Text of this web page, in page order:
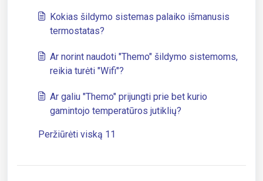
Kokias šildymo sistemas palaiko išmanusis
termostatas?
Ar norint naudoti "Themo" šildymo sistemoms,
reikia turėti "Wifi"?
Ar galiu "Themo" prijungti prie bet kurio
gamintojo temperatūros jutiklių?
Peržiūrėti viską 11